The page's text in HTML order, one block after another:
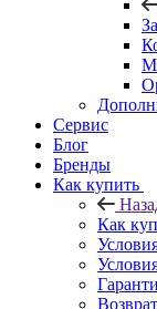
Сервис
Блог
Бренды
Как купить
Как
Возврат